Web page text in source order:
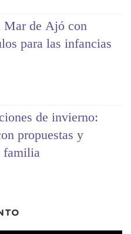
Mar de Ajó con
para las infancias
de invierno:
propuestas y
familia